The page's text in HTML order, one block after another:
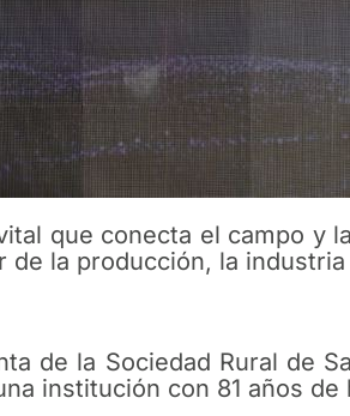
que conecta el campo y
de la producción, la
de la Sociedad Rural de
institución con 81 años de